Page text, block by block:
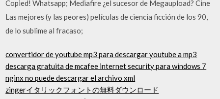
Copied! Whatsapp; Mediafire ¿el sucesor de Megaupload? Cine
Las mejores (y las peores) películas de ciencia ficción de los 90,
de lo sublime al fracaso;
convertidor de youtube mp3 para descargar youtube a mp3
descarga gratuita de mcafee internet security para windows 7
nginx no puede descargar el archivo xml
zingerイタリックフォントの無料ダウンロード